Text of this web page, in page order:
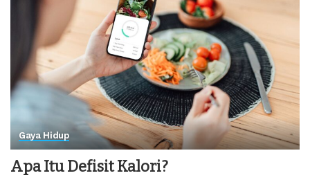
Gaya Hidup
Apa Itu Defisit Kalori?